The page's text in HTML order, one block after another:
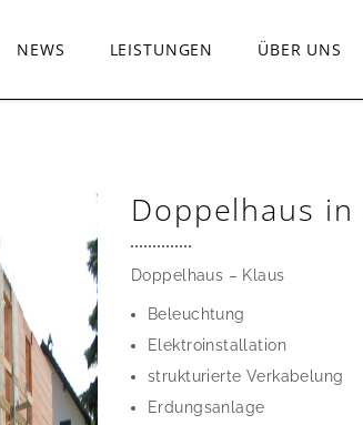
NEWS LEISTUNGEN ÜBER UNS
Doppelhaus in
Doppelhaus – Klaus
Beleuchtung
Elektroinstallation
strukturierte Verkabelung
Erdungsanlage